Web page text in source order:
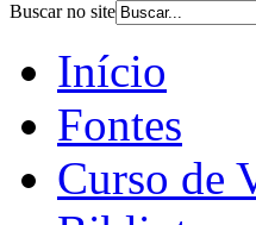
Buscar no site
Início
Fontes
Curso de